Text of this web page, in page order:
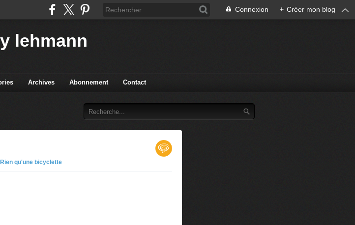
Connexion + Créer mon blog
lehmann
Archives Abonnement Contact
Rien qu'une bicyclette